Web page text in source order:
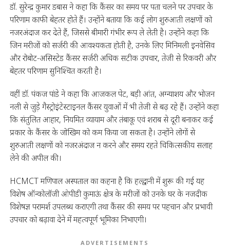
डॉ. सुरेन्द्र कुमार डबास ने कहा कि कैंसर का समय पर पता चलने पर उपचार के
परिणाम काफी बेहतर होते हैं। उन्होंने बताया कि कई लोग शुरुआती लक्षणों को
नजरअंदाज कर देते हैं, जिससे बीमारी गंभीर रूप ले लेती है। उन्होंने कहा कि
जिन मरीजों को सर्जरी की आवश्यकता होती है, उनके लिए मिनिमली इनवेसिव
और रोबोट-असिस्टेड कैंसर सर्जरी अधिक सटीक उपचार, तेजी से रिकवरी और
बेहतर परिणाम सुनिश्चित करती है।
वहीं डॉ. पंकज पांडे ने कहा कि आजकल पेट, बड़ी आंत, अग्न्याशय और भोजन
नली से जुड़े गैस्ट्रोइंटेस्टाइनल कैंसर युवाओं में भी तेजी से बढ़ रहे हैं। उन्होंने कहा
कि संतुलित आहार, नियमित व्यायाम और तंबाकू एवं शराब से दूरी बनाकर कई
प्रकार के कैंसर के जोखिम को कम किया जा सकता है। उन्होंने लोगों से
शुरुआती लक्षणों को नजरअंदाज न करने और समय रहते चिकित्सकीय सलाह
लेने की अपील की।
HCMCT मणिपाल अस्पताल का कहना है कि हल्द्वानी में शुरू की गई यह
विशेष ऑन्कोलॉजी ओपीडी कुमाऊं क्षेत्र के मरीजों को उनके घर के नजदीक
विशेषज्ञ परामर्श उपलब्ध कराएगी तथा कैंसर की समय पर पहचान और प्रभावी
उपचार को बढ़ावा देने में महत्वपूर्ण भूमिका निभाएगी।
ADVERTISEMENTS